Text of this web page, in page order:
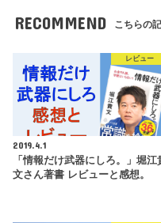
RECOMMEND こちらの
レビュー
2019.4.1
「情報だけ武器にしろ。」堀江
文さん著書 レビューと感想。